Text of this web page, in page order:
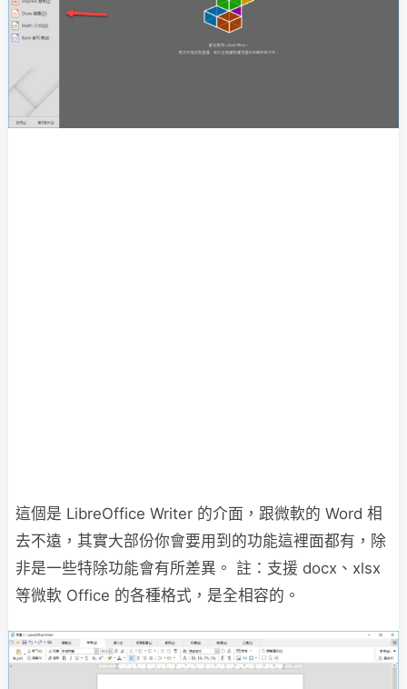
這個是 LibreOffice Writer 的介面，跟微軟的 Word 相
去不遠，其實大部份你會要用到的功能這裡面都有，除
非是一些特除功能會有所差異。 註：支援 docx、xlsx
等微軟 Office 的各種格式，是全相容的。